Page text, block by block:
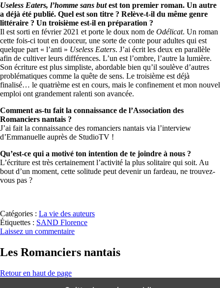
Useless Eaters, l’homme sans butest ton premier roman. Un autre
a déjà été publié. Quel est son titre ? Relève-t-il du même genre
littéraire ? Un troisième est-il en préparation ?
Il est sorti en février 2021 et porte le doux nom de Odélicat. Un roman
cette fois-ci tout en douceur, une sorte de conte pour adultes qui est
quelque part « l’anti » Useless Eaters. J’ai écrit les deux en parallèle
afin de cultiver leurs différences. L’un est l’ombre, l’autre la lumière.
Son écriture est plus simpliste, abordable bien qu’il soulève d’autres
problématiques comme la quête de sens. Le troisième est déjà
finalisé… le quatrième est en cours, mais le confinement et mon nouvel
emploi ont grandement ralenti son avancée.
Comment as-tu fait la connaissance de l’Association des
Romanciers nantais ?
J’ai fait la connaissance des romanciers nantais via l’interview
d’Emmanuelle auprès de StudioTV !
Qu’est-ce qui a motivé ton intention de te joindre à nous ?
L’écriture est très certainement l’activité la plus solitaire qui soit. Au
bout d’un moment, cette solitude peut devenir un fardeau, ne trouvez-
vous pas ?
Catégories : La vie des auteurs
Étiquettes : SAND Florence
Laissez un commentaire
Les Romanciers nantais
Retour en haut de page